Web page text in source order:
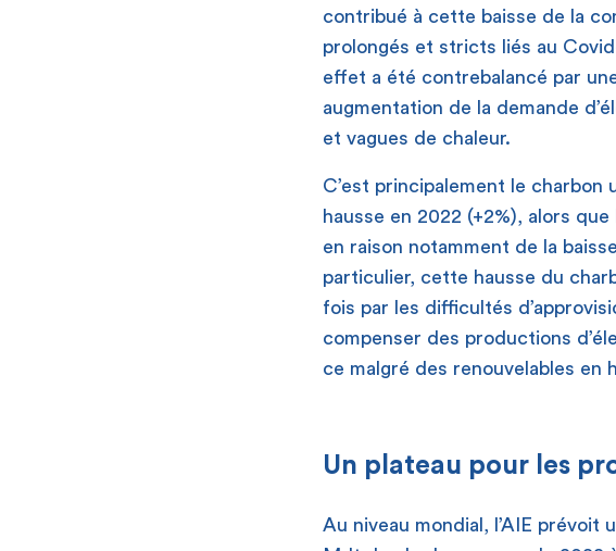
contribué à cette baisse de la
prolongés et stricts liés au
effet a été contrebalancé par
augmentation de la demande
et vagues de chaleur.
C’est principalement le charbon
hausse en 2022 (+2%), alors
en raison notamment de la
particulier, cette hausse du
fois par les difficultés
compenser des productions
ce malgré des renouvelables en
Un plateau pour les
Au niveau mondial, l’AIE prévoit